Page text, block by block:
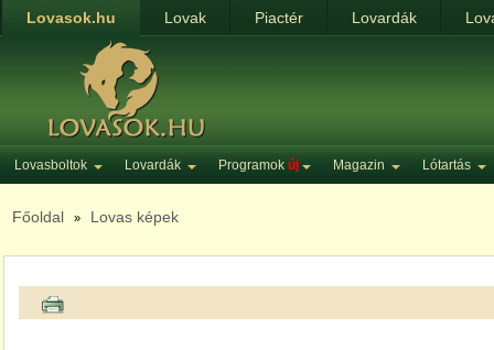
Lovasok.hu Lovak Piactér Lovardák
Lovasboltok Lovardák Programok új Magazin Lótartás
Főoldal » Lovas képek